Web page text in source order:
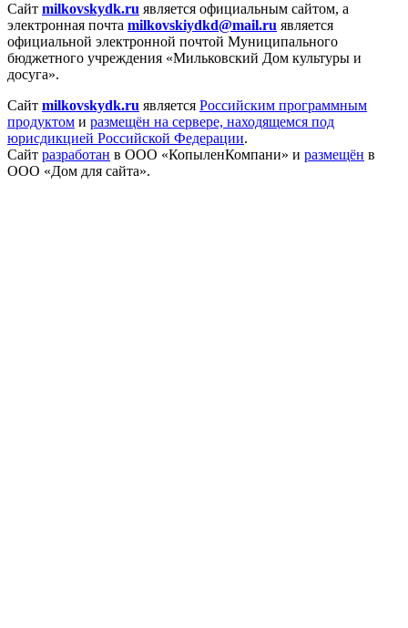
Сайт milkovskydk.ru является официальным сайтом, а
электронная почта milkovskiydkd@mail.ru является
официальной электронной почтой Муниципального
бюджетного учреждения «Мильковский Дом культуры и
досуга».
Сайт milkovskydk.ru является Российским программным
продуктом и размещён на сервере, находящемся под
юрисдикцией Российской Федерации.
Сайт разработан в ООО «КопыленКомпани» и размещён в
ООО «Дом для сайта».